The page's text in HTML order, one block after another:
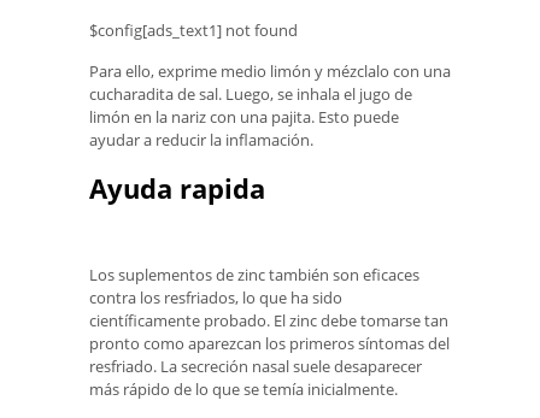
$config[ads_text1] not found
Para ello, exprime medio limón y mézclalo con una
cucharadita de sal. Luego, se inhala el jugo de
limón en la nariz con una pajita. Esto puede
ayudar a reducir la inflamación.
Ayuda rapida
Los suplementos de zinc también son eficaces
contra los resfriados, lo que ha sido
científicamente probado. El zinc debe tomarse tan
pronto como aparezcan los primeros síntomas del
resfriado. La secreción nasal suele desaparecer
más rápido de lo que se temía inicialmente.